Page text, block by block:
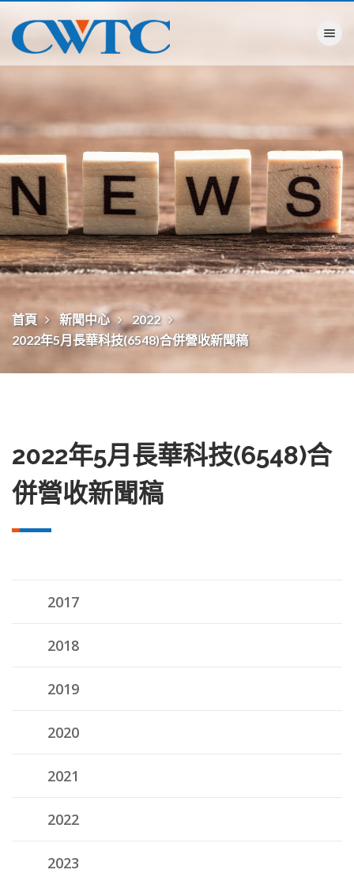
Toggle
首頁 新聞中心
2022
2022年5月長華科技(6548)合併營收新聞稿
2022年5月長華科技(6548)合
併營收新聞稿
2017
2018
2019
2020
2021
2022
2023